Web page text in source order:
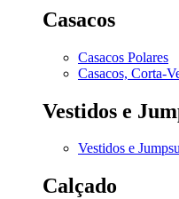
Casacos
Casacos Polares
Casacos, Corta-
Vestidos e
Vestidos e
Calçado